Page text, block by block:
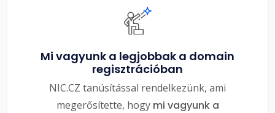
Mi vagyunk a legjobbak a domain
regisztrációban
NIC.CZ tanúsítással rendelkezünk, ami
megerősítette, hogy mi vagyunk a